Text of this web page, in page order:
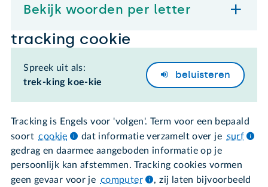
Bekijk woorden per letter
tracking cookie
Spreek uit als:
trek-king koe-kie
beluisteren
Tracking is Engels voor 'volgen'. Term voor een bepaald
soort cookie dat informatie verzamelt over je surf
gedrag en daarmee aangeboden informatie op je
persoonlijk kan afstemmen. Tracking cookies vormen
geen gevaar voor je computer
, zij laten bijvoorbeeld